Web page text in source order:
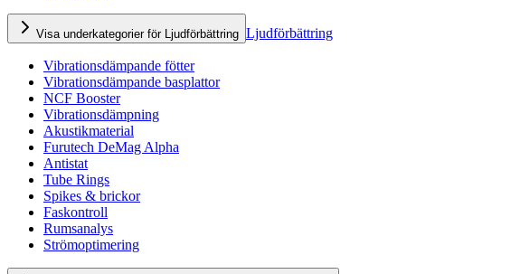
Visa underkategorier för Ljudförbättring Ljudförbättring
Vibrationsdämpande fötter
Vibrationsdämpande basplattor
NCF Booster
Vibrationsdämpning
Akustikmaterial
Furutech DeMag Alpha
Antistat
Tube Rings
Spikes & brickor
Faskontroll
Rumsanalys
Strömoptimering